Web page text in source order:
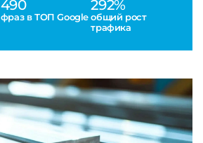
490
фраз в ТОП Google
292%
общий рост
трафика